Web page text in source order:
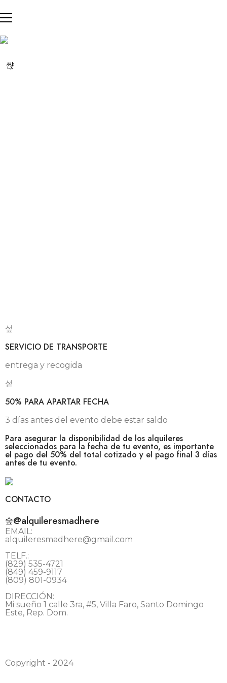
SERVICIO DE TRANSPORTE
entrega y recogida
50% PARA APARTAR FECHA
3 días antes del evento debe estar saldo
Para asegurar la disponibilidad de los alquileres
seleccionados para la fecha de tu evento, es importante
el pago del 50% del total cotizado y el pago final 3 días
antes de tu evento.
CONTACTO
@alquileresmadhere
EMAIL:
alquileresmadhere@gmail.com
TELF.:
(829) 535-4721
(849) 459-9117
(809) 801-0934
DIRECCIÓN:
Mi sueño 1 calle 3ra, #5, Villa Faro, Santo Domingo
Este, Rep. Dom.
Copyright - 2024